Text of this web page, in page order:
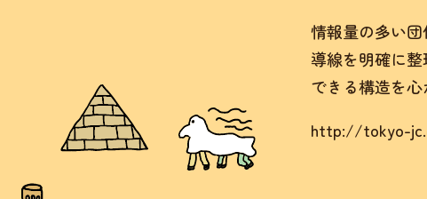
情報量の多い
導線を明確に
できる構造を心
http://tokyo-